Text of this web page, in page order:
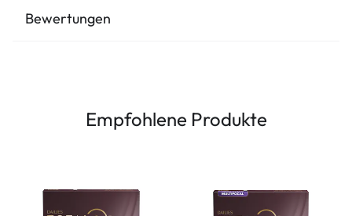
Bewertungen
Empfohlene Produkte